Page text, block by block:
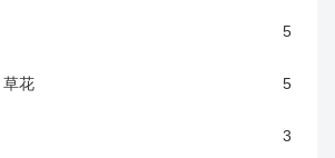
5
花 5
3